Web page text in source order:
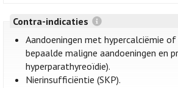
Contra-indicaties
Aandoeningen met hypercalciëmie of
bepaalde maligne aandoeningen en
hyperparathyreoïdie).
Nierinsufficiëntie (SKP).